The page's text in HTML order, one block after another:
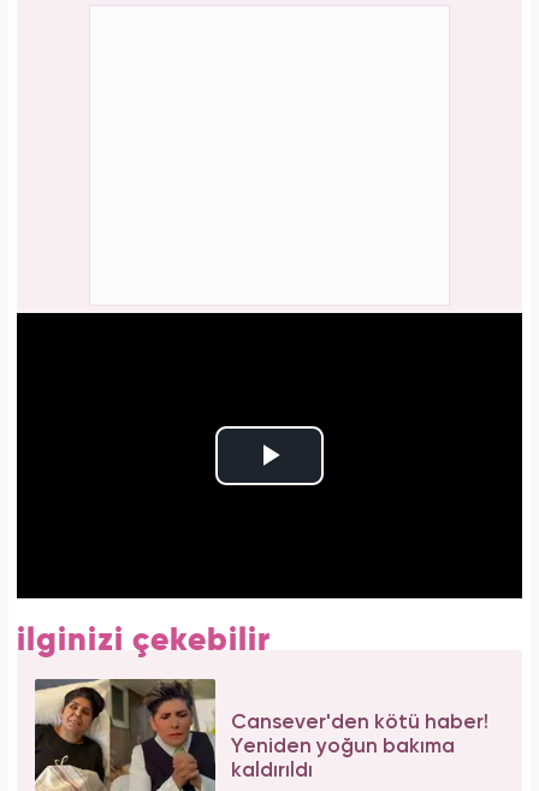
Kadın Sitesinde önce Haber Editörü sonrasında Haber Şefi
ilginizi çekebilir
Cansever'den kötü haber!
Yeniden yoğun bakıma
kaldırıldı